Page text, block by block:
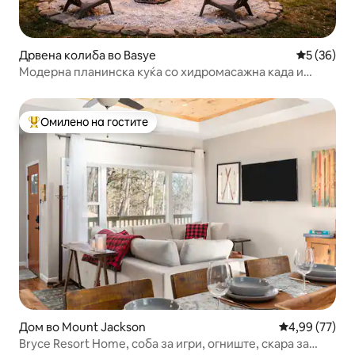
Дрвена колиба во Basye Просечна
5 (36)
Модерна планинска куќа со хидромасажна када и
Меѓу најуспешните „Омилени на гостите“
Омилено на гостите
Дом во Mount Jackson Просечна
4,99 (77)
Bryce Resort Home, соба за игри, огниште, скара за